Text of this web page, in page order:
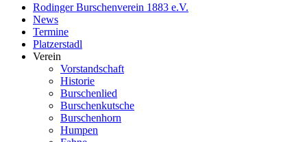
Rodinger Burschenverein 1883 e.V.
News
Termine
Platzerstadl
Verein
Vorstandschaft
Historie
Burschenlied
Burschenkutsche
Burschenhorn
Humpen